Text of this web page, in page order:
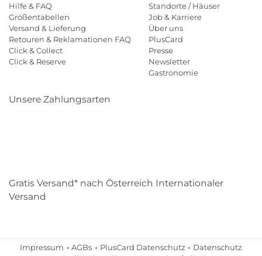
Hilfe & FAQ
Größentabellen
Versand & Lieferung
Retouren & Reklamationen FAQ
Click & Collect
Click & Reserve
Standorte / Häuser
Job & Karriere
Über uns
PlusCard
Presse
Newsletter
Gastronomie
Unsere Zahlungsarten
Gratis Versand* nach Österreich Internationaler
Versand
Impressum AGBs PlusCard Datenschutz
Datenschutz